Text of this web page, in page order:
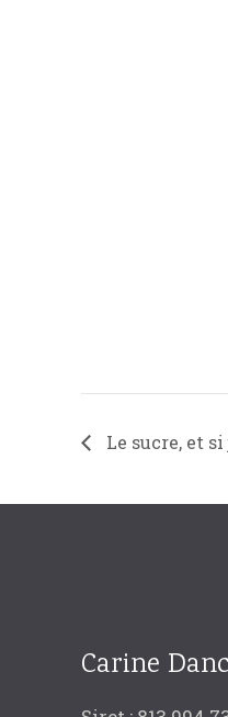
Le sucre, et si
Carine